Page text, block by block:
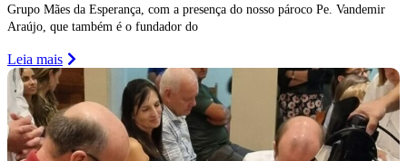
Grupo Mães da Esperança, com a presença do nosso pároco Pe. Vandemir
Araújo, que também é o fundador do
Leia mais